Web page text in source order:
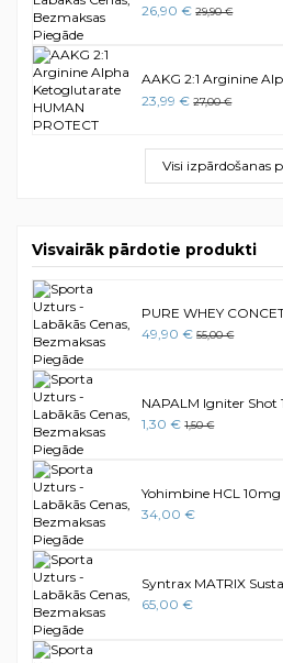
26,90 € 29,90 €
AAKG 2:1 Arginine
23,99 € 27,00 €
Visi izpārdošanas
Visvairāk pārdotie produkti
PURE WHEY
49,90 € 55,00 €
NAPALM Igniter Shot
1,30 € 1,50 €
Yohimbine HCL 10mg
34,00 €
Syntrax MATRIX
65,00 €